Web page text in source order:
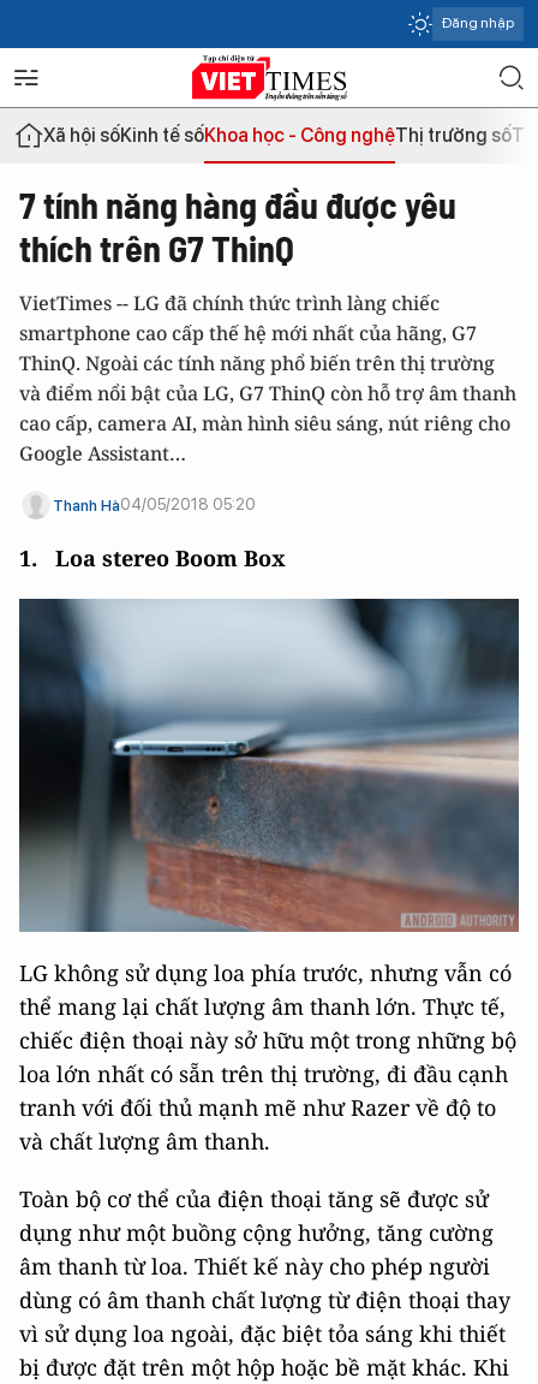
Đăng nhập
Xã hội sốKinh tế sốKhoa học - Công nghệThị trường số
7 tính năng hàng đầu được yêu
thích trên G7 ThinQ
VietTimes -- LG đã chính thức trình làng chiếc
smartphone cao cấp thế hệ mới nhất của hãng, G7
ThinQ. Ngoài các tính năng phổ biến trên thị trường
và điểm nổi bật của LG, G7 ThinQ còn hỗ trợ âm thanh
cao cấp, camera AI, màn hình siêu sáng, nút riêng cho
Google Assistant…
Thanh Hà04/05/2018 05:20
1. Loa stereo Boom Box
LG không sử dụng loa phía trước, nhưng vẫn có
thể mang lại chất lượng âm thanh lớn. Thực tế,
chiếc điện thoại này sở hữu một trong những bộ
loa lớn nhất có sẵn trên thị trường, đi đầu cạnh
tranh với đối thủ mạnh mẽ như Razer về độ to
và chất lượng âm thanh.
Toàn bộ cơ thể của điện thoại tăng sẽ được sử
dụng như một buồng cộng hưởng, tăng cường
âm thanh từ loa. Thiết kế này cho phép người
dùng có âm thanh chất lượng từ điện thoại thay
vì sử dụng loa ngoài, đặc biệt tỏa sáng khi thiết
bị được đặt trên một hộp hoặc bề mặt khác. Khi